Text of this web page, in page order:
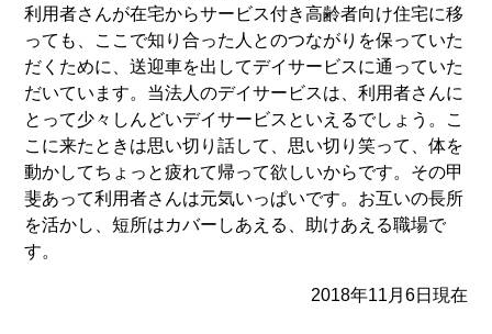
利用者さんが在宅からサービス付き高齢者向け住宅に移
っても、ここで知り合った人とのつながりを保っていた
だくために、送迎車を出してデイサービスに通っていた
だいています。当法人のデイサービスは、利用者さんに
とって少々しんどいデイサービスといえるでしょう。こ
こに来たときは思い切り話して、思い切り笑って、体を
動かしてちょっと疲れて帰って欲しいからです。その甲
斐あって利用者さんは元気いっぱいです。お互いの長所
を活かし、短所はカバーしあえる、助けあえる職場で
す。
2018年11月6日現在